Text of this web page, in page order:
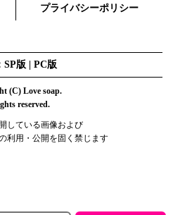
プライバシーポリシー
版 | PC版
(C) Love soap.
reserved.
している画像および
利用・公開を固く禁じます